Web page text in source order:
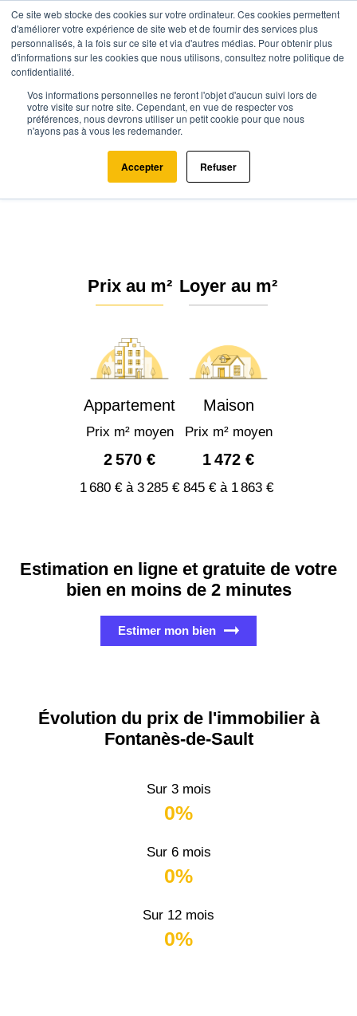
Ce site web stocke des cookies sur votre ordinateur. Ces cookies permettent
d'améliorer votre expérience de site web et de fournir des services plus
personnalisés, à la fois sur ce site et via d'autres médias. Pour obtenir plus
d'informations sur les cookies que nous utilisons, consultez notre politique de
confidentialité.
Vos informations personnelles ne feront l'objet d'aucun suivi lors de
votre visite sur notre site. Cependant, en vue de respecter vos
préférences, nous devrons utiliser un petit cookie pour que nous
n'ayons pas à vous les redemander.
Accepter Refuser
Agence.immo Prix immobilier Occitanie Aude
Fontanès-de-Sault (11140)
Estimation immobilière à
Fontanès-de-Sault : Prix m² 2026
Prix au m²
Appartement
Prix m² moyen
2 570 €
1 680 € à 3 285 €
Loyer au m²
Maison
Prix m² moyen
1 472 €
845 € à 1 863 €
Estimation en ligne et gratuite de votre
bien en moins de 2 minutes
Estimer mon bien
Évolution du prix de l'immobilier à
Fontanès-de-Sault
Sur 3 mois
0%
Sur 6 mois
0%
Sur 12 mois
0%